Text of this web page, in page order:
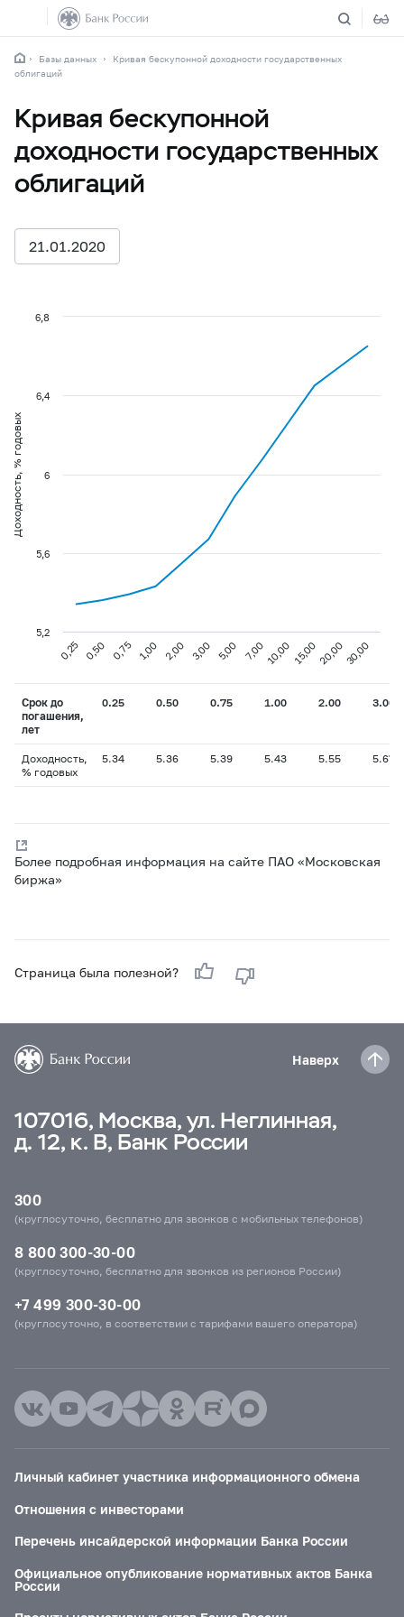
Базы данных
Кривая бескупонной доходности государственных
облигаций
Кривая бескупонной
доходности государственных
облигаций
21.01.2020
Доходность, % годовых
0,25 0,50 0,75 1,00 2,00 3,00 5,00 7,00 10,00 15,0020,0030,00
5,2
5,6
6
6,4
6,8
Срок до
погашения,
лет
0.25 0.50 0.75 1.00 2.00 3.00
Доходность,
% годовых
5.34 5.36 5.39 5.43 5.55 5.67
Более подробная информация на сайте ПАО «Московская
биржа»
Страница была полезной?
Наверх
107016, Москва, ул. Неглинная,
д. 12, к. В, Банк России
300
(круглосуточно, бесплатно для звонков с мобильных телефонов)
8 800 300-30-00
(круглосуточно, бесплатно для звонков из регионов России)
+7 499 300-30-00
(круглосуточно, в соответствии с тарифами вашего оператора)
Личный кабинет участника информационного обмена
Отношения с инвесторами
Перечень инсайдерской информации Банка России
Официальное опубликование нормативных актов Банка
России